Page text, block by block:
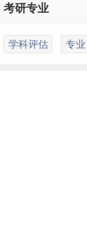
考研专业
学科评估 专